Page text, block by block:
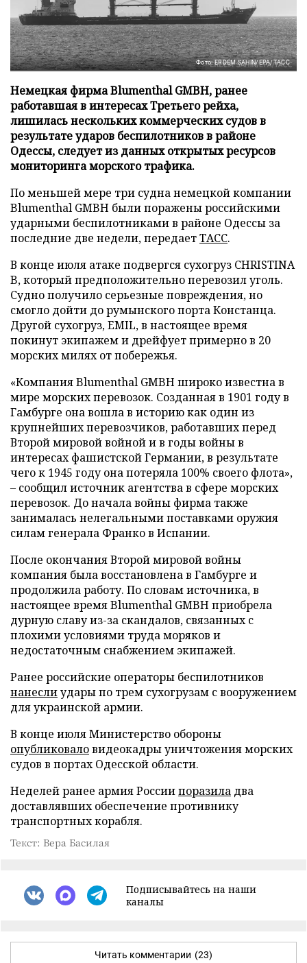
Фото: ERDEM SAHIN/EPA/ТАСС
Немецкая фирма Blumenthal GMBH, ранее
работавшая в интересах Третьего рейха,
лишилась нескольких коммерческих судов в
результате ударов беспилотников в районе
Одессы, следует из данных открытых ресурсов
мониторинга морского трафика.
По меньшей мере три судна немецкой компании
Blumenthal GMBH были поражены российскими
ударными беспилотниками в районе Одессы за
последние две недели, передаетТАСС.
В конце июля атаке подвергся сухогруз CHRISTINA
B, который предположительно перевозил уголь.
Судно получило серьезные повреждения, но
смогло дойти до румынского порта Констанца.
Другой сухогруз, EMIL, в настоящее время
покинут экипажем и дрейфует примерно в 20
морских милях от побережья.
«Компания Blumenthal GMBH широко известна в
мире морских перевозок. Созданная в 1901 году в
Гамбурге она вошла в историю как один из
крупнейших перевозчиков, работавших перед
Второй мировой войной и в годы войны в
интересах фашистской Германии, в результате
чего к 1945 году она потеряла 100% своего флота»,
– сообщил источник агентства в сфере морских
перевозок. До начала войны фирма также
занималась нелегальными поставками оружия
силам генерала Франко в Испании.
После окончания Второй мировой войны
компания была восстановлена в Гамбурге и
продолжила работу. По словам источника, в
настоящее время Blumenthal GMBH приобрела
дурную славу из-за скандалов, связанных с
плохими условиями труда моряков и
недостаточным снабжением экипажей.
Ранее российские операторы беспилотников
нанеслиудары по трем сухогрузам с вооружением
для украинской армии.
В конце июля Министерство обороны
опубликоваловидеокадры уничтожения морских
судов в портах Одесской области.
Неделей ранее армия Россиипоразила два
доставлявших обеспечение противнику
транспортных корабля.
Текст: Вера Басилая
Подписывайтесь на наши
каналы
Читать комментарии (23)